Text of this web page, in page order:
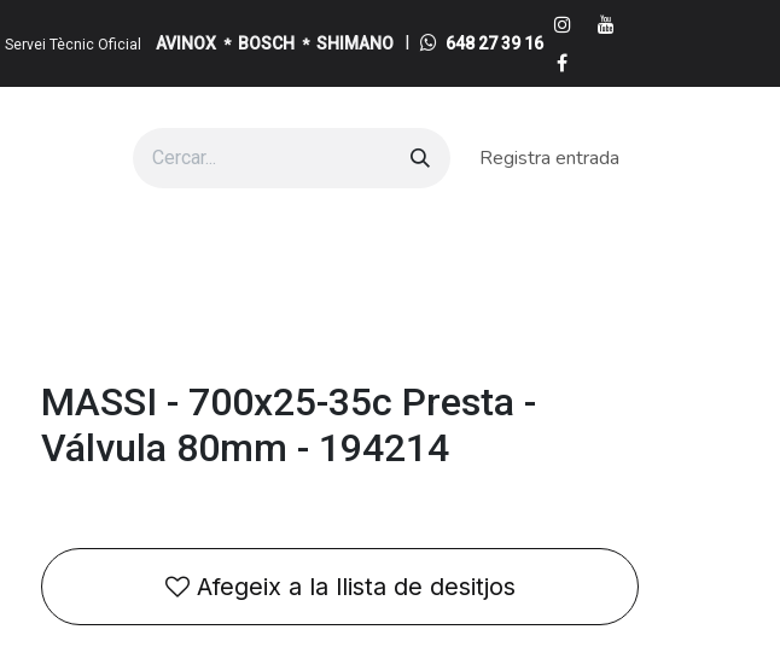
Servei Tècnic Oficial AVINOX * BOSCH * SHIMANO I 648 27 39 16
Registra entrada
MASSI - 700x25-35c Presta -
Válvula 80mm - 194214
Afegeix a la llista de desitjos